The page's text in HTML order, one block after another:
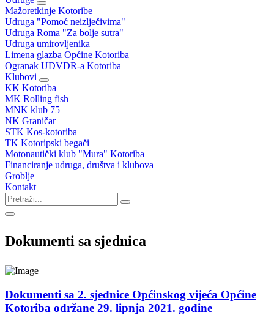
Mažoretkinje Kotoribe
Udruga "Pomoć neizlječivima"
Udruga Roma "Za bolje sutra"
Udruga umirovljenika
Limena glazba Općine Kotoriba
Ogranak UDVDR-a Kotoriba
Klubovi
KK Kotoriba
MK Rolling fish
MNK klub 75
NK Graničar
STK Kos-kotoriba
TK Kotoripski begači
Motonautički klub "Mura" Kotoriba
Financiranje udruga, društva i klubova
Groblje
Kontakt
Dokumenti sa sjednica
Dokumenti sa 2. sjednice Općinskog vijeća Općine
Kotoriba održane 29. lipnja 2021. godine